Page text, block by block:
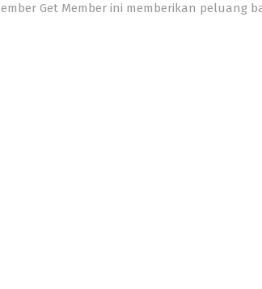
Get Member ini memberikan peluang